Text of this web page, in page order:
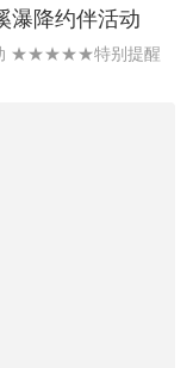
瀑降约伴活动
动 ★★★★★特别提醒